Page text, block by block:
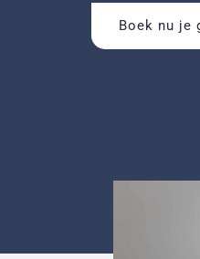
Boek nu je